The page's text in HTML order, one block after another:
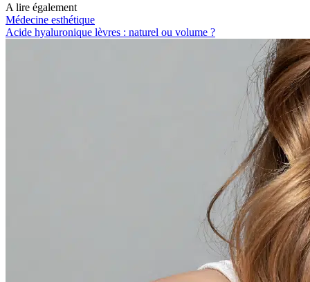
A lire également
Médecine esthétique
Acide hyaluronique lèvres : naturel ou volume ?